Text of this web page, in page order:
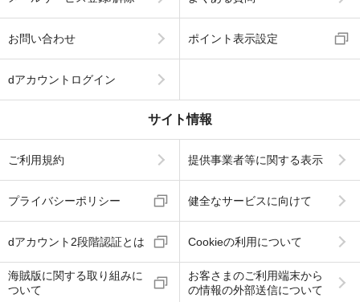
お問い合わせ ポイント表示設定
dアカウントログイン
サイト情報
ご利用規約 提供事業者等に関する表示
プライバシーポリシー 健全なサービスに向けて
dアカウント2段階認証とは Cookieの利用について
海賊版に関する取り組みに
ついて
お客さまのご利用端末から
の情報の外部送信について